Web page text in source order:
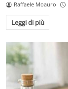
Raffaele Moauro
Leggi di più